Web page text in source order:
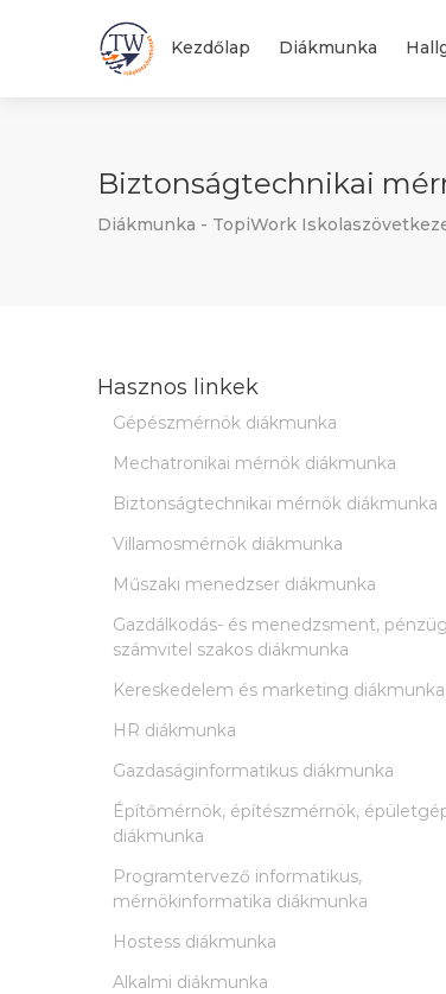
Kezdőlap Diákmunka
Biztonságtechnikai
Diákmunka - TopiWork
Hasznos linkek
Gépészmérnök diákmunka
Mechatronikai mérnök diákmunka
Biztonságtechnikai mérnök diákmunka
Villamosmérnök diákmunka
Műszaki menedzser diákmunka
Gazdálkodás- és menedzsment,
számvitel szakos diákmunka
Kereskedelem és marketing diákmunka
HR diákmunka
Gazdaságinformatikus diákmunka
Építőmérnök, építészmérnök,
diákmunka
Programtervező informatikus,
mérnökinformatika diákmunka
Hostess diákmunka
Alkalmi diákmunka